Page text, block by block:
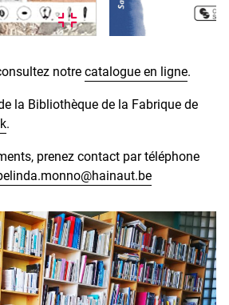
notrecatalogue en ligne.
la Bibliothèque de la Fabrique de
.
prenez contact par téléphone